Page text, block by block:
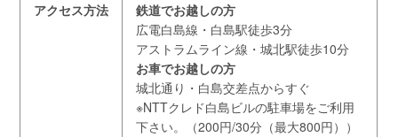
アクセス方法
鉄道でお越しの方
広電白島線・白島駅徒歩3分
アストラムライン線・城北駅徒歩10分
お車でお越しの方
城北通り・白島交差点からすぐ
※NTTクレド白島ビルの駐車場をご利用
下さい。（200円/30分（最大800円））